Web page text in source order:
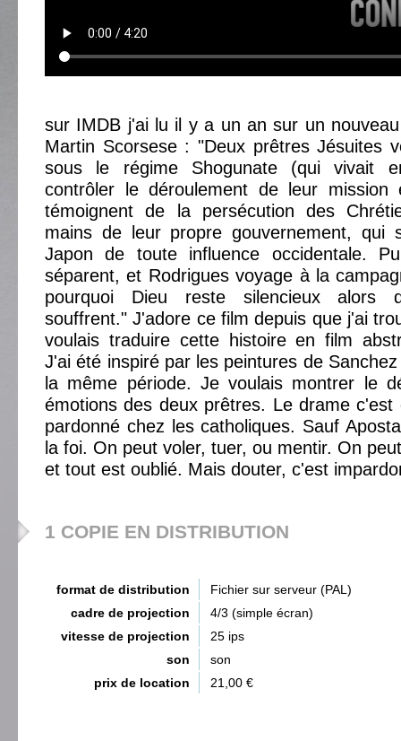
sur IMDB j'ai lu il y a un an sur un
Martin Scorsese : "Deux prêtres Jésuites
sous le régime Shogunate (qui vivait
contrôler le déroulement de leur mission
témoignent de la persécution des
mains de leur propre gouvernement, qui
Japon de toute influence occidentale.
séparent, et Rodrigues voyage à la
pourquoi Dieu reste silencieux alors
souffrent." J'adore ce film depuis que j'ai
voulais traduire cette histoire en film
J'ai été inspiré par les peintures de
la même période. Je voulais montrer le
émotions des deux prêtres. Le drame
pardonné chez les catholiques. Sauf
la foi. On peut voler, tuer, ou mentir. On
et tout est oublié. Mais douter, c'est
1 COPIE EN DISTRIBUTION
format de distribution
Fichier sur serveur (PAL)
cadre de projection
4/3 (simple écran)
vitesse de projection
25 ips
son
son
prix de location
21,00 €